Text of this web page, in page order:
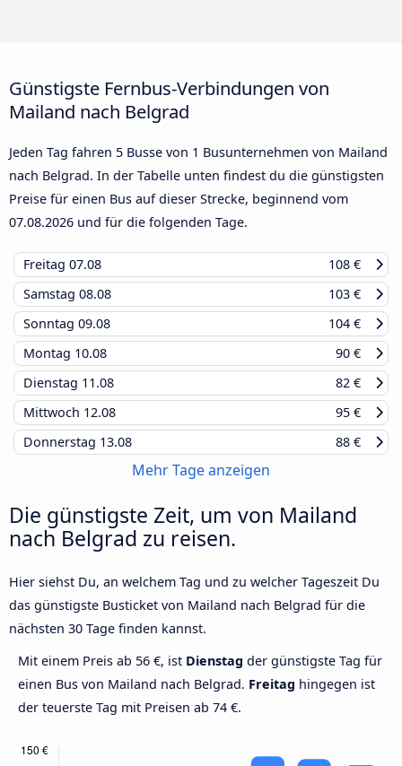
Günstigste Fernbus-Verbindungen von
Mailand nach Belgrad
Jeden Tag fahren 5 Busse von 1 Busunternehmen von Mailand
nach Belgrad. In der Tabelle unten findest du die günstigsten
Preise für einen Bus auf dieser Strecke, beginnend vom
07.08.2026 und für die folgenden Tage.
Freitag 07.08
108 €
Samstag 08.08
103 €
Sonntag 09.08
104 €
Montag 10.08
90 €
Dienstag 11.08
82 €
Mittwoch 12.08
95 €
Donnerstag 13.08 88 €
Mehr Tage anzeigen
Die günstigste Zeit, um von Mailand
nach Belgrad zu reisen.
Hier siehst Du, an welchem Tag und zu welcher Tageszeit Du
das günstigste Busticket von Mailand nach Belgrad für die
nächsten 30 Tage finden kannst.
Mit einem Preis ab 56 €, ist Dienstag der günstigste Tag für
einen Bus von Mailand nach Belgrad. Freitag hingegen ist
der teuerste Tag mit Preisen ab 74 €.